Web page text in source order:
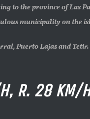
to the province of Las
municipality on the
Puerto Lajas and
R. 28 KM/